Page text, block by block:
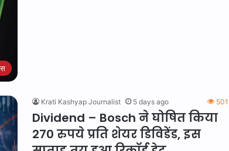
Krati Kashyap Journalist 5 days ago 501
Dividend – Bosch ने घोषित किया
270 रुपये प्रति शेयर डिविडेंड, इस